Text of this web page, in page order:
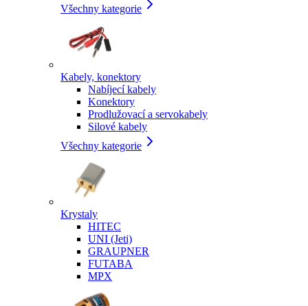
Všechny kategorie
Kabely, konektory
Nabíjecí kabely
Konektory
Prodlužovací a servokabely
Silové kabely
Všechny kategorie
Krystaly
HITEC
UNI (Jeti)
GRAUPNER
FUTABA
MPX